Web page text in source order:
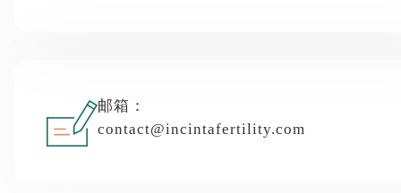
邮箱：
contact@incintafertility.com